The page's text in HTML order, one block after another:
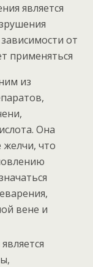
является
от
применяться
из
Она
что
вене и